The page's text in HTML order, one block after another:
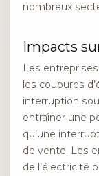
nombreux
Impacts
Les
les coupures
interruption
entraîner une
qu’une
de vente. Les
de l’électricité